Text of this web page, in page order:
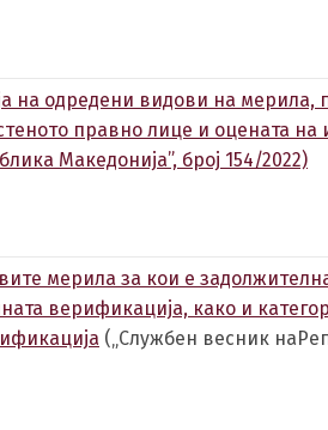
на одредени видови на мерила,
правно лице и оцената на
Македонија”, број 154/2022)
мерила за кои е
верификација, како и
(„Службен весник